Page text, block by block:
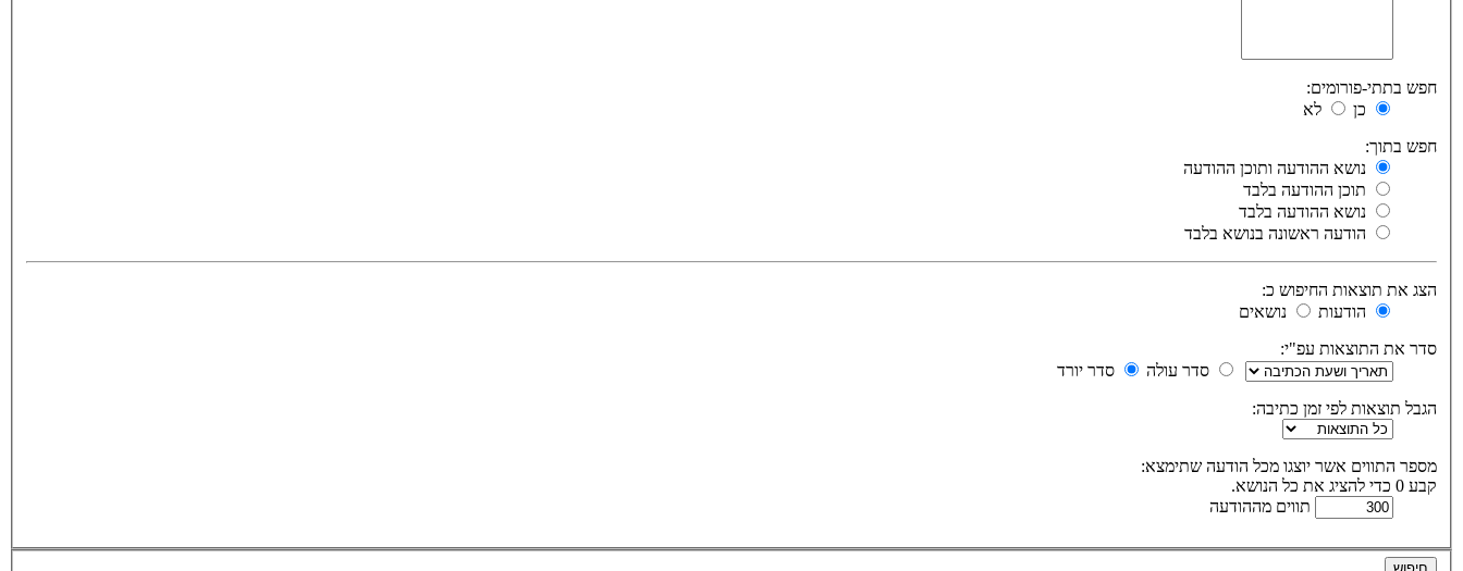
חפש בתתי-פורומים:
כן
לא
חפש בתוך:
נושא ההודעה ותוכן ההודעה
תוכן ההודעה בלבד
נושא ההודעה בלבד
הודעה ראשונה בנושא בלבד
הצג את תוצאות החיפוש כ:
הודעות
נושאים
סדר את התוצאות עפ"י:
סדר עולה
סדר יורד
הגבל תוצאות לפי זמן כתיבה:
מספר התווים אשר יוצגו מכל הודעה שתימצא:
קבע 0 כדי להציג את כל הנושא.
תווים מההודעה